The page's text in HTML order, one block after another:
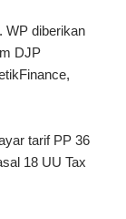
WP diberikan
DJP
tarif PP 36
18 UU Tax